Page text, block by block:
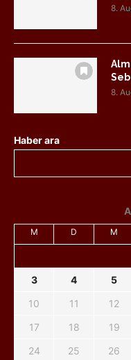
8.
8.
Haber ara
M D M
3
4 5
10
11 12
17
18 19
24
25 26